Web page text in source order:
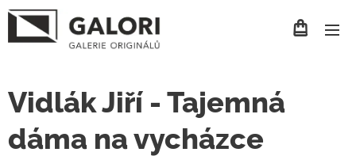
Vidlák Jiří - Tajemná
dáma na vycházce